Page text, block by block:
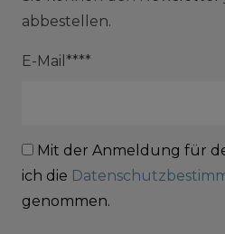
abbestellen.
E-Mail****
Mit der Anmeldung für
ich die
genommen.